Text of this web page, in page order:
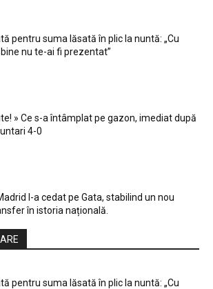
pentru suma lăsată în plic la nuntă: „Cu
nu te-ai fi prezentat”
» Ce s-a întâmplat pe gazon, imediat după
4-0
l-a cedat pe Gata, stabilind un nou
în istoria națională.
pentru suma lăsată în plic la nuntă: „Cu